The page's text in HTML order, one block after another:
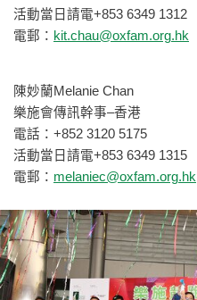
活動當日請電+853 6349 1312
電郵： kit.chau@oxfam.org.hk
陳妙蘭Melanie Chan
樂施會傳訊幹事–香港
電話：+852 3120 5175
活動當日請電+853 6349 1315
電郵： melaniec@oxfam.org.hk